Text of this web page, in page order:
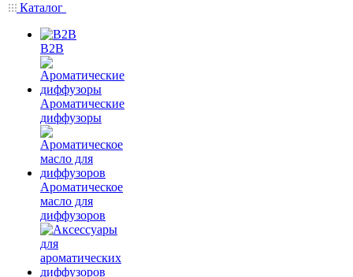
Каталог
B2B
Ароматические
диффузоры
Ароматическое
масло для
диффузоров